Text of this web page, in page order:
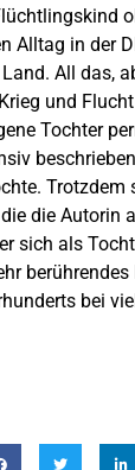
Alltag in der
All das,
und
Tochter
Trotzdem
die Autorin
sich als
bei